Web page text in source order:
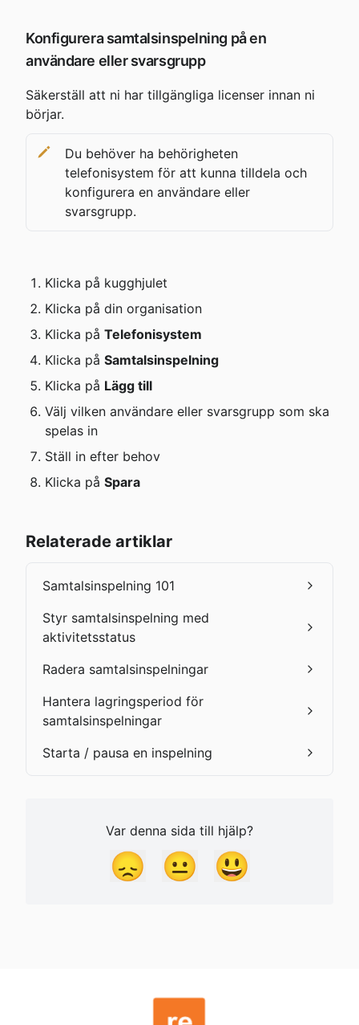
Konfigurera samtalsinspelning på en
användare eller svarsgrupp
Säkerställ att ni har tillgängliga licenser innan ni
börjar.
Du behöver ha behörigheten
telefonisystem för att kunna tilldela och
konfigurera en användare eller
svarsgrupp.
Klicka på kugghjulet
Klicka på din organisation
Klicka på Telefonisystem
Klicka på Samtalsinspelning
Klicka på Lägg till
Välj vilken användare eller svarsgrupp som ska
spelas in
Ställ in efter behov
Klicka på Spara
Relaterade artiklar
Samtalsinspelning 101
Styr samtalsinspelning med
aktivitetsstatus
Radera samtalsinspelningar
Hantera lagringsperiod för
samtalsinspelningar
Starta / pausa en inspelning
Var denna sida till hjälp?
😞 😐 😃